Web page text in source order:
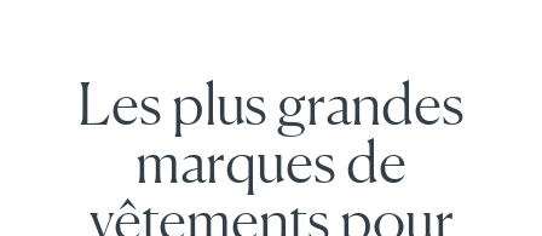
Les plus grandes
marques de
vêtements pour